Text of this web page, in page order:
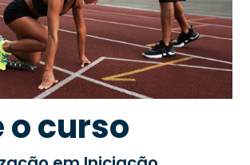
o curso